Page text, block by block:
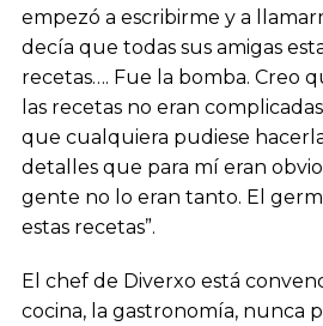
empezó a escribirme y a
decía que todas sus amigas
recetas…. Fue la bomba. Creo
las recetas no eran
que cualquiera pudiese
detalles que para mí eran
gente no lo eran tanto. El
estas recetas”.
El chef de Diverxo está
cocina, la gastronomía, nunca